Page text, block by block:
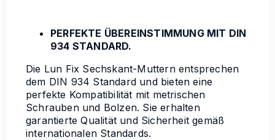
PERFEKTE ÜBEREINSTIMMUNG MIT DIN
934 STANDARD.
Die Lun Fix Sechskant-Muttern entsprechen
dem DIN 934 Standard und bieten eine
perfekte Kompatibilität mit metrischen
Schrauben und Bolzen. Sie erhalten
garantierte Qualität und Sicherheit gemäß
internationalen Standards.